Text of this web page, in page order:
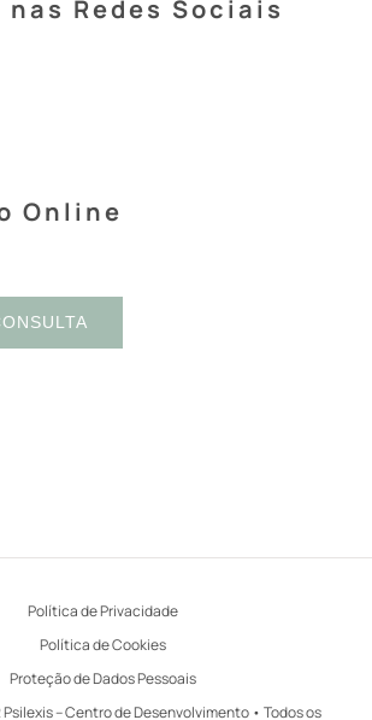
Redes Sociais
Online
Política de Privacidade
Política de Cookies
Proteção de Dados Pessoais
– Centro de Desenvolvimento • Todos os